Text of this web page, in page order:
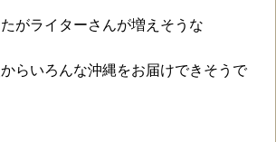
がライターさんが増えそうな
らいろんな沖縄をお届けできそうで